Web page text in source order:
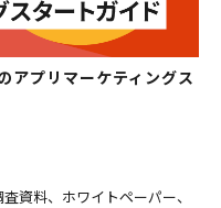
アプリマーケティングス
資料、ホワイトペーパー、